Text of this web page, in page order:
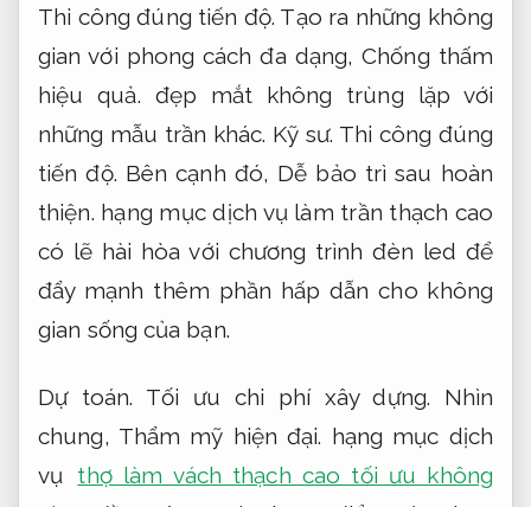
Thi công đúng tiến độ. Tạo ra những không
gian với phong cách đa dạng,Chống thấm
hiệu quả. đẹp mắt không trùng lặp với
những mẫu trần khác. Kỹ sư. Thi công đúng
tiến độ. Bên cạnh đó, Dễ bảo trì sau hoàn
thiện. hạng mục dịch vụ làm trần thạch cao
có lẽ hài hòa với chương trình đèn led để
đẩy mạnh thêm phần hấp dẫn cho không
gian sống của bạn.
Dự toán. Tối ưu chi phí xây dựng. Nhìn
chung, Thẩm mỹ hiện đại. hạng mục dịch
vụ
thợ làm vách thạch cao tối ưu không